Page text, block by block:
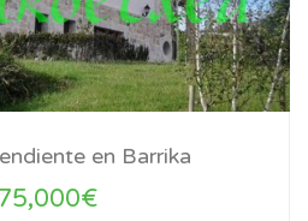
en Barrika